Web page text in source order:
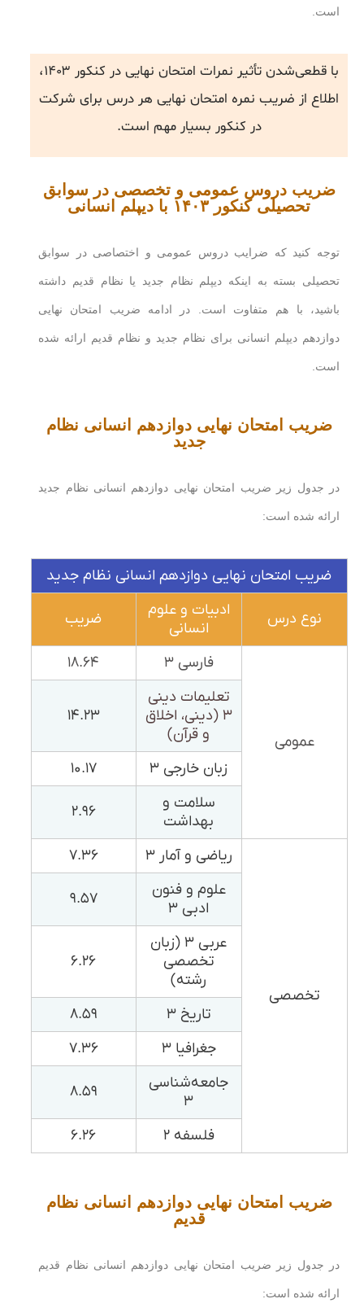
است.
با قطعی‌شدن تأثیر نمرات امتحان نهایی در کنکور ۱۴۰۳،
اطلاع از ضریب نمره امتحان نهایی هر درس برای شرکت
در کنکور بسیار مهم است.
ضریب دروس عمومی و تخصصی در سوابق
تحصیلی کنکور ۱۴۰۳ با دیپلم انسانی
توجه کنید که ضرایب دروس عمومی و اختصاصی در سوابق
تحصیلی بسته به اینکه دیپلم نظام جدید یا نظام قدیم داشته
باشید، با هم متفاوت است. در ادامه ضریب امتحان نهایی
دوازدهم دیپلم انسانی برای نظام جدید و نظام قدیم ارائه شده
است.
ضریب امتحان نهایی دوازدهم انسانی نظام
جدید
در جدول زیر ضریب امتحان نهایی دوازدهم انسانی نظام جدید
ارائه شده است:
ضریب امتحان نهایی دوازدهم انسانی نظام جدید
نوع درس
ادبیات و علوم
انسانی
ضریب
عمومی
فارسی ۳
۱۸.۶۴
تعلیمات دینی
۳ (دینی، اخلاق
و قرآن)
۱۴.۲۳
زبان خارجی ۳
۱۰.۱۷
سلامت و
بهداشت
۲.۹۶
تخصصی
ریاضی و آمار ۳
۷.۳۶
علوم و فنون
ادبی ۳
۹.۵۷
عربی ۳ (زبان
تخصصی
رشته)
۶.۲۶
تاریخ ۳
۸.۵۹
جغرافیا ۳
۷.۳۶
جامعه‌شناسی
۳
۸.۵۹
فلسفه ۲ ۶.۲۶
ضریب امتحان نهایی دوازدهم انسانی نظام
قدیم
در جدول زیر ضریب امتحان نهایی دوازدهم انسانی نظام قدیم
ارائه شده است: